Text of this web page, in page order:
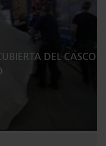
DEL CASCO